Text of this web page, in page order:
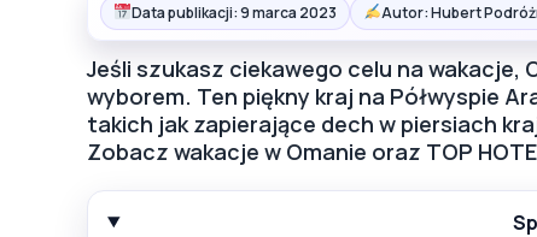
Data publikacji: 9 marca 2023 Autor: Hubert
Jeśli szukasz ciekawego celu na wakacje,
wyborem. Ten piękny kraj na Półwyspie
takich jak zapierające dech w piersiach
Zobacz wakacje w Omanie oraz TOP